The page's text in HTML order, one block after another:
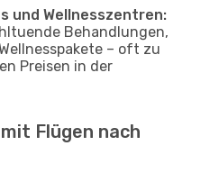
und Wellnesszentren:
Behandlungen,
– oft zu
Preisen in der
Flügen nach